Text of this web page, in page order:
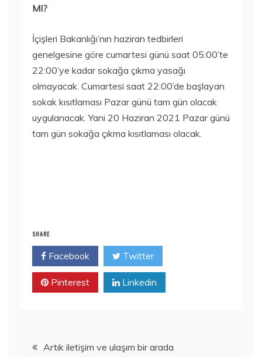
MI?
İçişleri Bakanlığı’nın haziran tedbirleri
genelgesine göre cumartesi günü saat 05:00’te
22:00’ye kadar sokağa çıkma yasağı
olmayacak. Cumartesi saat 22:00’de başlayan
sokak kısıtlaması Pazar günü tam gün olacak
uygulanacak. Yani 20 Haziran 2021 Pazar günü
tam gün sokağa çıkma kısıtlaması olacak.
SHARE
Facebook Twitter
Pinterest Linkedin
YazıArtık iletişim ve ulaşım bir arada